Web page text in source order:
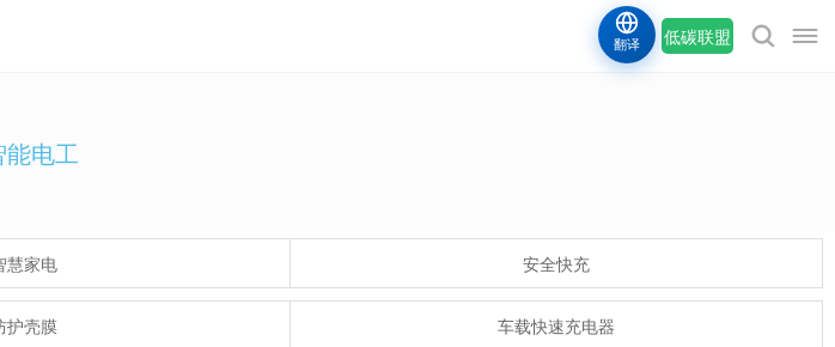
低碳联盟
翻译
能电工
慧家电 安全快充
护壳膜 车载快速充电器